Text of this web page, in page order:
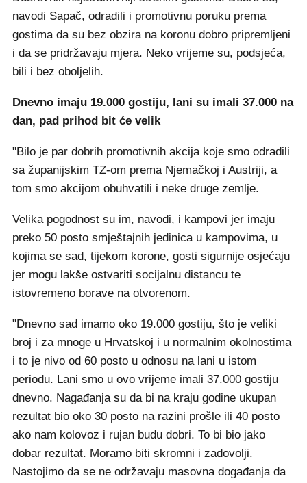
navodi Sapač, odradili i promotivnu poruku prema
gostima da su bez obzira na koronu dobro pripremljeni
i da se pridržavaju mjera. Neko vrijeme su, podsjeća,
bili i bez oboljelih.
Dnevno imaju 19.000 gostiju, lani su imali 37.000 na
dan, pad prihod bit će velik
"Bilo je par dobrih promotivnih akcija koje smo odradili
sa županijskim TZ-om prema Njemačkoj i Austriji, a
tom smo akcijom obuhvatili i neke druge zemlje.
Velika pogodnost su im, navodi, i kampovi jer imaju
preko 50 posto smještajnih jedinica u kampovima, u
kojima se sad, tijekom korone, gosti sigurnije osjećaju
jer mogu lakše ostvariti socijalnu distancu te
istovremeno borave na otvorenom.
"Dnevno sad imamo oko 19.000 gostiju, što je veliki
broj i za mnoge u Hrvatskoj i u normalnim okolnostima
i to je nivo od 60 posto u odnosu na lani u istom
periodu. Lani smo u ovo vrijeme imali 37.000 gostiju
dnevno. Nagađanja su da bi na kraju godine ukupan
rezultat bio oko 30 posto na razini prošle ili 40 posto
ako nam kolovoz i rujan budu dobri. To bi bio jako
dobar rezultat. Moramo biti skromni i zadovolji.
Nastojimo da se ne održavaju masovna događanja da